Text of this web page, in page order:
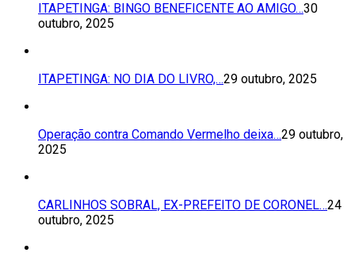
ITAPETINGA: BINGO BENEFICENTE AO AMIGO…30
outubro, 2025
ITAPETINGA: NO DIA DO LIVRO,…29 outubro, 2025
Operação contra Comando Vermelho deixa…29 outubro,
2025
CARLINHOS SOBRAL, EX-PREFEITO DE CORONEL…24
outubro, 2025